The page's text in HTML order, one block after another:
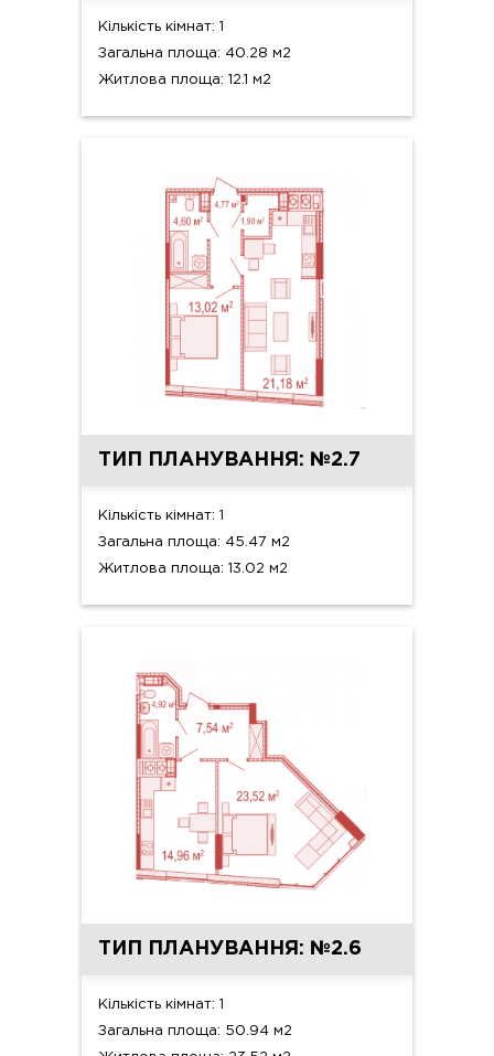
Кількість кімнат: 1
Загальна площа: 40.28 м2
Житлова площа: 12.1 м2
ТИП ПЛАНУВАННЯ: №2.7
Кількість кімнат: 1
Загальна площа: 45.47 м2
Житлова площа: 13.02 м2
ТИП ПЛАНУВАННЯ: №2.6
Кількість кімнат: 1
Загальна площа: 50.94 м2